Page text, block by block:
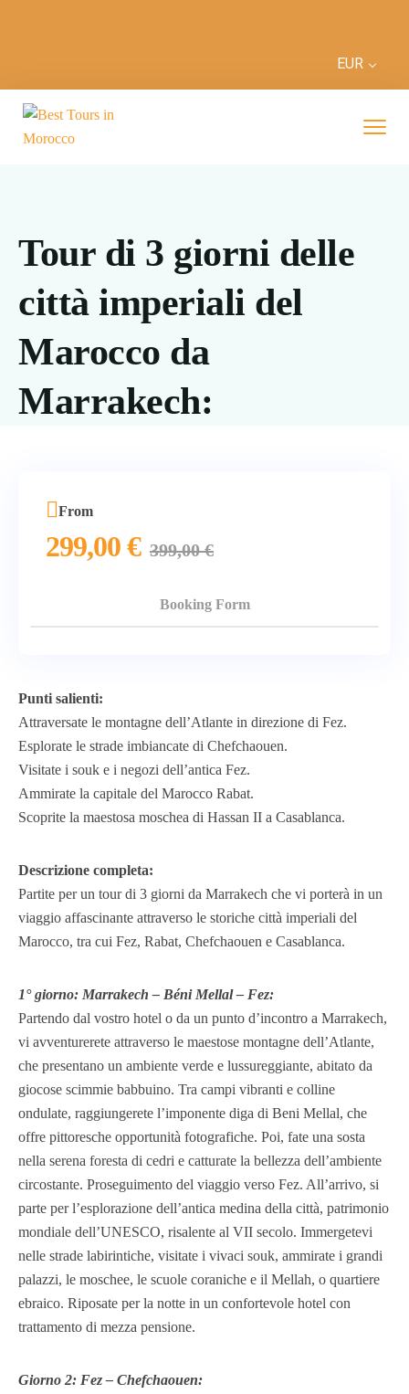
EUR
Tour di 3 giorni delle
città imperiali del
Marocco da
Marrakech:
Punti salienti:
Attraversate le montagne dell’Atlante in direzione di Fez.
Esplorate le strade imbiancate di Chefchaouen.
Visitate i souk e i negozi dell’antica Fez.
Ammirate la capitale del Marocco Rabat.
Scoprite la maestosa moschea di Hassan II a Casablanca.
Descrizione completa:
Partite per un tour di 3 giorni da Marrakech che vi porterà in un
viaggio affascinante attraverso le storiche città imperiali del
Marocco, tra cui Fez, Rabat, Chefchaouen e Casablanca.
1° giorno: Marrakech – Béni Mellal – Fez:
Partendo dal vostro hotel o da un punto d’incontro a Marrakech,
vi avventurerete attraverso le maestose montagne dell’Atlante,
che presentano un ambiente verde e lussureggiante, abitato da
giocose scimmie babbuino. Tra campi vibranti e colline
ondulate, raggiungerete l’imponente diga di Beni Mellal, che
offre pittoresche opportunità fotografiche. Poi, fate una sosta
nella serena foresta di cedri e catturate la bellezza dell’ambiente
circostante. Proseguimento del viaggio verso Fez. All’arrivo, si
parte per l’esplorazione dell’antica medina della città, patrimonio
mondiale dell’UNESCO, risalente al VII secolo. Immergetevi
nelle strade labirintiche, visitate i vivaci souk, ammirate i grandi
palazzi, le moschee, le scuole coraniche e il Mellah, o quartiere
ebraico. Riposate per la notte in un confortevole hotel con
trattamento di mezza pensione.
Giorno 2: Fez – Chefchaouen:
From
299,00€ 399,00€
Booking Form